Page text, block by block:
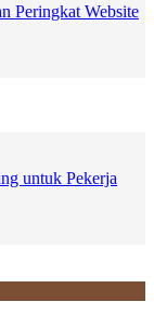
Peringkat Website
untuk Pekerja